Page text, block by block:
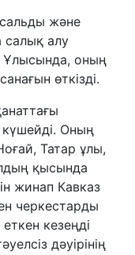
және
салық алу
Ұлысында, оның
өткізді.
Оның
Татар ұлы,
қысында
жинап Кавказ
черкестарды
кезеңді
дәуірінің